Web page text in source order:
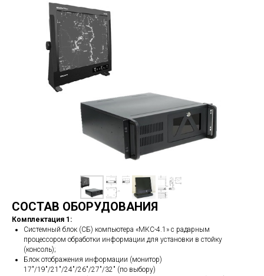
СОСТАВ ОБОРУДОВАНИЯ
Комплектация 1:
Системный блок (СБ) компьютера «МКС-4.1» с радарным
процессором обработки информации для установки в стойку
(консоль);
Блок отображения информации (монитор)
17"/19"/21"/24"/26"/27"/32" (по выбору)